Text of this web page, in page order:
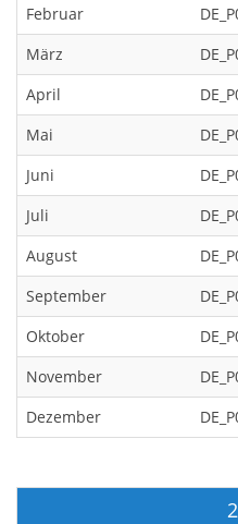
Februar
März
April
Mai
Juni
Juli
August
September
Oktober
November
Dezember